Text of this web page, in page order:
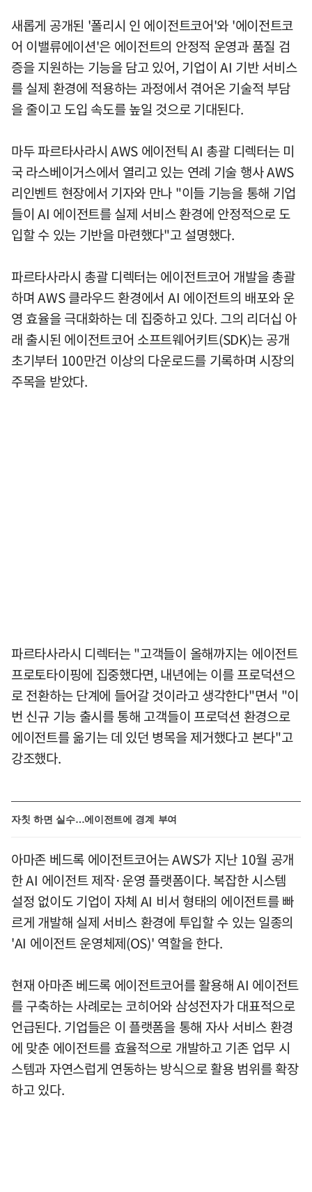
새롭게 공개된 '폴리시 인 에이전트코어'와 '에이전트코
어 이밸류에이션'은 에이전트의 안정적 운영과 품질 검
증을 지원하는 기능을 담고 있어, 기업이 AI 기반 서비스
를 실제 환경에 적용하는 과정에서 겪어온 기술적 부담
을 줄이고 도입 속도를 높일 것으로 기대된다.
마두 파르타사라시 AWS 에이전틱 AI 총괄 디렉터는 미
국 라스베이거스에서 열리고 있는 연례 기술 행사 AWS
리인벤트 현장에서 기자와 만나 "이들 기능을 통해 기업
들이 AI 에이전트를 실제 서비스 환경에 안정적으로 도
입할 수 있는 기반을 마련했다"고 설명했다.
파르타사라시 총괄 디렉터는 에이전트코어 개발을 총괄
하며 AWS 클라우드 환경에서 AI 에이전트의 배포와 운
영 효율을 극대화하는 데 집중하고 있다. 그의 리더십 아
래 출시된 에이전트코어 소프트웨어키트(SDK)는 공개
초기부터 100만건 이상의 다운로드를 기록하며 시장의
주목을 받았다.
파르타사라시 디렉터는 "고객들이 올해까지는 에이전트
프로토타이핑에 집중했다면, 내년에는 이를 프로덕션으
로 전환하는 단계에 들어갈 것이라고 생각한다"면서 "이
번 신규 기능 출시를 통해 고객들이 프로덕션 환경으로
에이전트를 옮기는 데 있던 병목을 제거했다고 본다"고
강조했다.
자칫 하면 실수…에이전트에 경계 부여
아마존 베드록 에이전트코어는 AWS가 지난 10월 공개
한 AI 에이전트 제작·운영 플랫폼이다. 복잡한 시스템
설정 없이도 기업이 자체 AI 비서 형태의 에이전트를 빠
르게 개발해 실제 서비스 환경에 투입할 수 있는 일종의
'AI 에이전트 운영체제(OS)' 역할을 한다.
현재 아마존 베드록 에이전트코어를 활용해 AI 에이전트
를 구축하는 사례로는 코히어와 삼성전자가 대표적으로
언급된다. 기업들은 이 플랫폼을 통해 자사 서비스 환경
에 맞춘 에이전트를 효율적으로 개발하고 기존 업무 시
스템과 자연스럽게 연동하는 방식으로 활용 범위를 확장
하고 있다.